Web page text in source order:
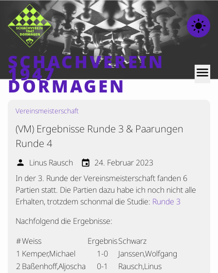
light_mode
SCHACHVEREIN
1947
DORMAGEN
menu
Home
Beiträge
Mannschaften
Ranglisten
Termine
Verschiedenes
Kontakt
Vereinsmeisterschaft
(VM) Ergebnisse Runde 3 & Paarungen
Runde 4
person Linus Rausch event 24. Februar 2023
In der 3. Runde der Vereinsmeisterschaft fanden 6
Partien statt. Die Partien dazu habe ich noch nicht alle
Erhalten, trotzdem schonmal die Studie: Runde 3
Nachfolgend die Ergebnisse:
#Weiss ErgebnisSchwarz
1 Kemper,Michael 1-0
Janssen,Wolfgang
2 Baßenhoff,Aljoscha 0-1
Rausch,Linus